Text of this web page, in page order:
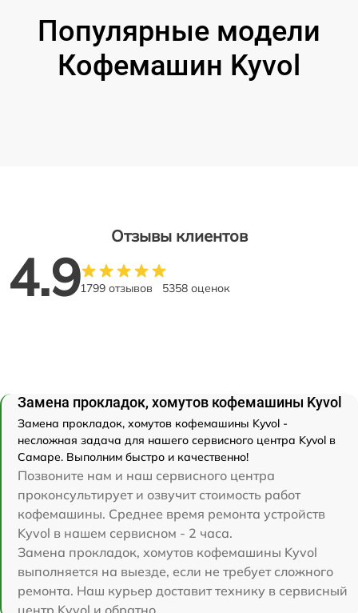
Популярные модели
Кофемашин Kyvol
Отзывы клиентов
4.91799 отзывов 5358 оценок
Замена прокладок, хомутов кофемашины Kyvol
Замена прокладок, хомутов кофемашины Kyvol -
несложная задача для нашего сервисного центра Kyvol в
Самаре. Выполним быстро и качественно!
Позвоните нам и наш сервисного центра
проконсультирует и озвучит стоимость работ
кофемашины. Среднее время ремонта устройств
Kyvol в нашем сервисном - 2 часа.
Замена прокладок, хомутов кофемашины Kyvol
выполняется на выезде, если не требует сложного
ремонта. Наш курьер доставит технику в сервисный
центр Kyvol и обратно.